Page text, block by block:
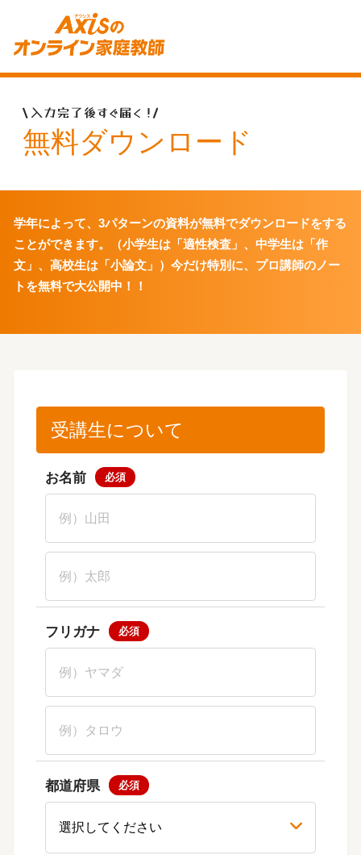
無料ダウンロード
学年によって、3パターンの資料が無料でダウンロードをする
ことができます。
（小学生は「適性検査」、中学生は「作
文」、高校生は「小論文」）今だけ特別に、プロ講師のノー
トを無料で大公開中！！
受講生について
お名前
フリガナ
都道府県